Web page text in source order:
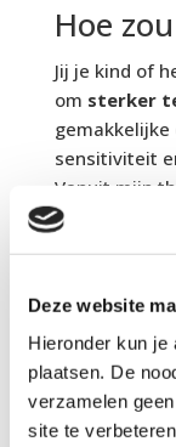
Deze website
Hieronder kun je
plaatsen. De
verzamelen
site te
Hoe
Jij je kind of
om sterker
sensitiviteit
Vanuit mijn
ik van alles
gericht op
slag en
kind.
die kinderen
leren